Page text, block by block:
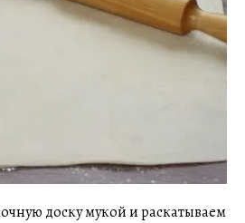
доску мукой и раскатываем